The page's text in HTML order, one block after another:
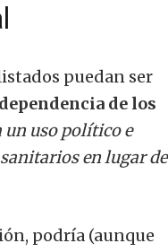
puedan ser
de los
un uso político e
en lugar de
podría (aunque